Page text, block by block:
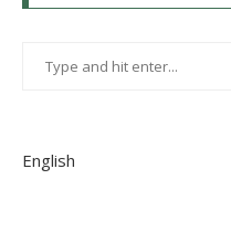
English